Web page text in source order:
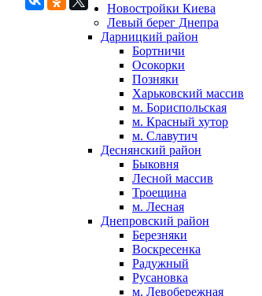
Новостройки Киева
Левый берег Днепра
Дарницкий район
Бортничи
Осокорки
Позняки
Харьковский массив
м. Бориспольская
м. Красный хутор
м. Славутич
Деснянский район
Быковня
Лесной массив
Троещина
м. Лесная
Днепровский район
Березняки
Воскресенка
Радужный
Русановка
м. Левобережная